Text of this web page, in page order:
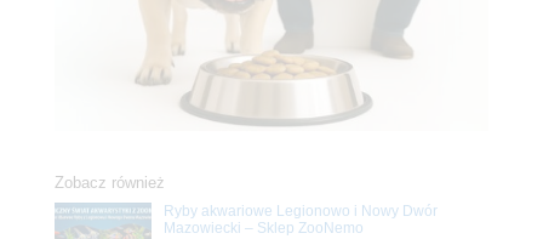
Zobacz również
Ryby akwariowe Legionowo i Nowy Dwór
Mazowiecki – Sklep ZooNemo